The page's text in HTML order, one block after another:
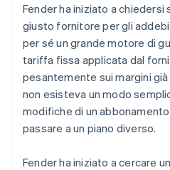
Fender ha iniziato a
giusto fornitore per gli
per sé un grande motore di
tariffa fissa applicata dal
pesantemente sui margini
non esisteva un modo
modifiche di un
passare a un piano diverso.
Fender ha iniziato a cercare